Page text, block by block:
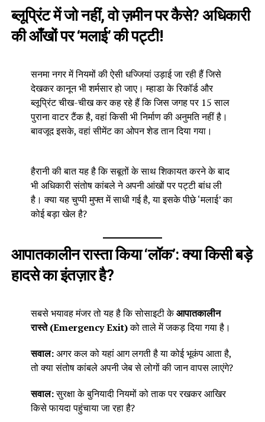
ब्लूप्रिंट में जो नहीं, वो ज़मीन पर कैसे? अधिकारी
की आँखों पर ‘मलाई’ की पट्टी!
सनमा नगर में नियमों की ऐसी धज्जियां उड़ाई जा रही हैं जिसे
देखकर कानून भी शर्मसार हो जाए। म्हाडा के रिकॉर्ड और
ब्लूप्रिंट चीख-चीख कर कह रहे हैं कि जिस जगह पर 15 साल
पुराना वाटर टैंक है, वहां किसी भी निर्माण की अनुमति नहीं है।
बावजूद इसके, वहां सीमेंट का ओपन शेड तान दिया गया।
हैरानी की बात यह है कि सबूतों के साथ शिकायत करने के बाद
भी अधिकारी संतोष कांबले ने अपनी आंखों पर पट्टी बांध ली
है। क्या यह चुप्पी मुफ्त में साधी गई है, या इसके पीछे ‘मलाई’ का
कोई बड़ा खेल है?
आपातकालीन रास्ता किया ‘लॉक’: क्या किसी बड़े
हादसे का इंतज़ार है?
सबसे भयावह मंजर तो यह है कि सोसाइटी केआपातकालीन
रास्ते (Emergency Exit)को ताले में जकड़ दिया गया है।
सवाल:अगर कल को यहां आग लगती है या कोई भूकंप आता है,
तो क्या संतोष कांबले अपनी जेब से लोगों की जान वापस लाएंगे?
सवाल:सुरक्षा के बुनियादी नियमों को ताक पर रखकर आखिर
किसे फायदा पहुंचाया जा रहा है?